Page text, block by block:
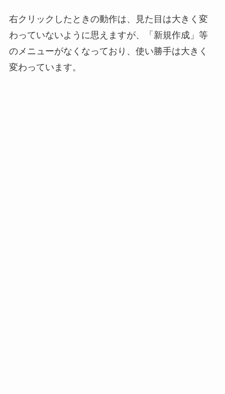
右クリックしたときの動作は、見た目は大きく変
わっていないように思えますが、「新規作成」等
のメニューがなくなっており、使い勝手は大きく
変わっています。